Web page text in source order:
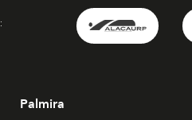
Palmira